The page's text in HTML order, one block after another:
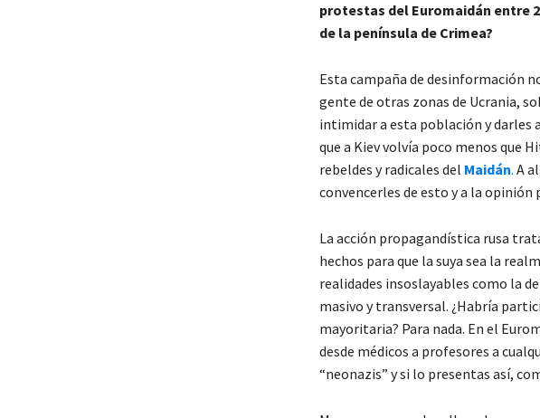
protestas del Euromaidán entre
de la península de Crimea?
Esta campaña de desinformación
gente de otras zonas de Ucrania,
intimidar a esta población y darles
que a Kiev volvía poco menos que
rebeldes y radicales del Maidán. A
convencerles de esto y a la
La acción propagandística rusa
hechos para que la suya sea la
realidades insoslayables como la
masivo y transversal. ¿Habría
mayoritaria? Para nada. En el
desde médicos a profesores a
“neonazis” y si lo presentas así,